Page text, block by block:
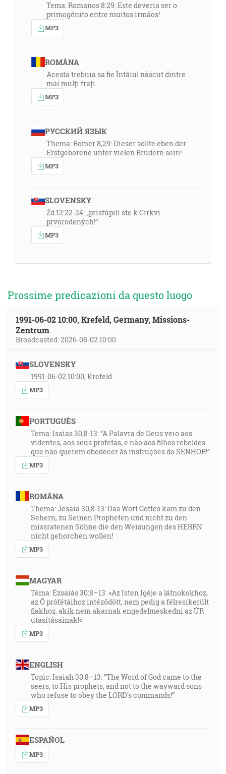
Tema: Romanos 8:29: Este deveria ser o
primogênito entre muitos irmãos!
MP3
ROMÂNA
Acesta trebuia sa fie Întâiul născut dintre
mai mulți frați
MP3
РУССКИЙ ЯЗЫК
Thema: Römer 8,29: Dieser sollte eben der
Erstgeborene unter vielen Brüdern sein!
MP3
SLOVENSKY
Žd 12:22-24: „pristúpili ste k Cirkvi
prvorodených!“
MP3
Prossime predicazioni da questo luogo
1991-06-02 10:00, Krefeld, Germany, Missions-
Zentrum
Broadcasted: 2026-08-02 10:00
SLOVENSKY
1991-06-02 10:00, Krefeld
MP3
PORTUGUÊS
Tema: Isaías 30,8-13: “A Palavra de Deus veio aos
videntes, aos seus profetas, e não aos filhos rebeldes
que não querem obedecer às instruções do SENHOR!”
MP3
ROMÂNA
Thema: Jesaia 30,8-13: Das Wort Gottes kam zu den
Sehern, zu Seinen Propheten und nicht zu den
missratenen Söhne die den Weisungen des HERRN
nicht gehorchen wollen!
MP3
MAGYAR
Téma: Ézsaiás 30:8–13: »Az Isten Igéje a látnokokhoz,
az Ő prófétáihoz intéződött, nem pedig a félresikerült
fiakhoz, akik nem akarnak engedelmeskedni az ÚR
utasításainak!«
MP3
ENGLISH
Topic: Isaiah 30:8–13: “The Word of God came to the
seers, to His prophets, and not to the wayward sons
who refuse to obey the LORD’s commands!”
MP3
ESPAÑOL
MP3